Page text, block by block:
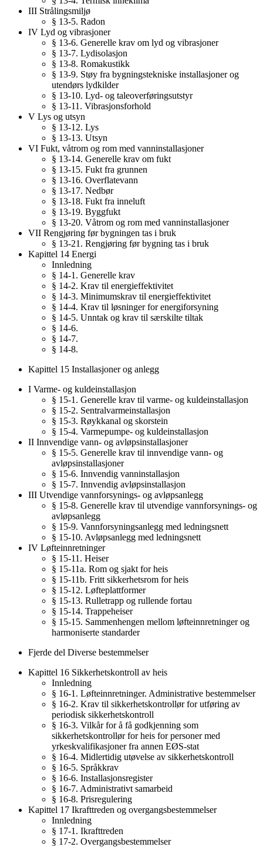
III Strålingsmiljø
§ 13-5. Radon
IV Lyd og vibrasjoner
§ 13-6. Generelle krav om lyd og vibrasjoner
§ 13-7. Lydisolasjon
§ 13-8. Romakustikk
§ 13-9. Støy fra bygningstekniske installasjoner og
utendørs lydkilder
§ 13-10. Lyd- og taleoverføringsutstyr
§ 13-11. Vibrasjonsforhold
V Lys og utsyn
§ 13-12. Lys
§ 13-13. Utsyn
VI Fukt, våtrom og rom med vanninstallasjoner
§ 13-14. Generelle krav om fukt
§ 13-15. Fukt fra grunnen
§ 13-16. Overflatevann
§ 13-17. Nedbør
§ 13-18. Fukt fra inneluft
§ 13-19. Byggfukt
§ 13-20. Våtrom og rom med vanninstallasjoner
VII Rengjøring før bygningen tas i bruk
§ 13-21. Rengjøring før bygning tas i bruk
Kapittel 14 Energi
Innledning
§ 14-1. Generelle krav
§ 14-2. Krav til energieffektivitet
§ 14-3. Minimumskrav til energieffektivitet
§ 14-4. Krav til løsninger for energiforsyning
§ 14-5. Unntak og krav til særskilte tiltak
§ 14-6.
§ 14-7.
§ 14-8.
Kapittel 15 Installasjoner og anlegg
I Varme- og kuldeinstallasjon
§ 15-1. Generelle krav til varme- og kuldeinstallasjon
§ 15-2. Sentralvarmeinstallasjon
§ 15-3. Røykkanal og skorstein
§ 15-4. Varmepumpe- og kuldeinstallasjon
II Innvendige vann- og avløpsinstallasjoner
§ 15-5. Generelle krav til innvendige vann- og
avløpsinstallasjoner
§ 15-6. Innvendig vanninstallasjon
§ 15-7. Innvendig avløpsinstallasjon
III Utvendige vannforsynings- og avløpsanlegg
§ 15-8. Generelle krav til utvendige vannforsynings- og
avløpsanlegg
§ 15-9. Vannforsyningsanlegg med ledningsnett
§ 15-10. Avløpsanlegg med ledningsnett
IV Løfteinnretninger
§ 15-11. Heiser
§ 15-11a. Rom og sjakt for heis
§ 15-11b. Fritt sikkerhetsrom for heis
§ 15-12. Løfteplattformer
§ 15-13. Rulletrapp og rullende fortau
§ 15-14. Trappeheiser
§ 15-15. Sammenhengen mellom løfteinnretninger og
harmoniserte standarder
Fjerde del Diverse bestemmelser
Kapittel 16 Sikkerhetskontroll av heis
Innledning
§ 16-1. Løfteinnretninger. Administrative bestemmelser
§ 16-2. Krav til sikkerhetskontrollør for utføring av
periodisk sikkerhetskontroll
§ 16-3. Vilkår for å få godkjenning som
sikkerhetskontrollør for heis for personer med
yrkeskvalifikasjoner fra annen EØS-stat
§ 16-4. Midlertidig utøvelse av sikkerhetskontroll
§ 16-5. Språkkrav
§ 16-6. Installasjonsregister
§ 16-7. Administrativt samarbeid
§ 16-8. Prisregulering
Kapittel 17 Ikrafttreden og overgangsbestemmelser
Innledning
§ 17-1. Ikrafttreden
§ 17-2. Overgangsbestemmelser